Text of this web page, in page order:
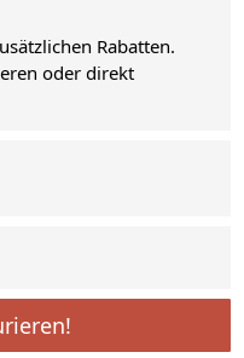
Rabatten.
oder direkt